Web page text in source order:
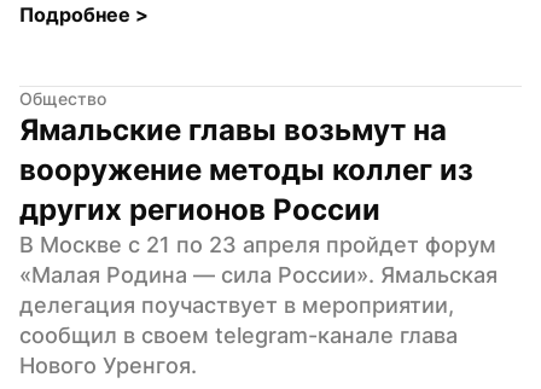
Подробнее >
Общество
Ямальские главы возьмут на
вооружение методы коллег из
других регионов России
В Москве с 21 по 23 апреля пройдет форум
«Малая Родина — сила России». Ямальская
делегация поучаствует в мероприятии,
сообщил в своем telegram-канале глава
Нового Уренгоя.